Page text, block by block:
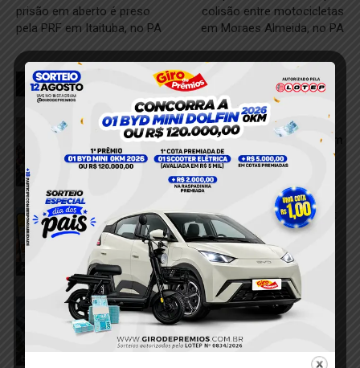
prisão em aberto é preso
pela PRF em Itaituba, no PA
colisão entre motocicletas
em Moraes Almeida, no PA
RELACIONADOS
brasil
SINDPSI-MT amplia mobilização pela
jornada de 30 horas para psicólogos em
Mato Grosso
11 de julho de 2026
Keeta São Paulo e Keeta Rio de Janeiro:
Recursos, Benefícios e Como Funciona
1 de julho de 2026
VÍDEO; Operação Iracema destrói 29
dragas e intensifica combate ao
garimpo ilegal no Rio Madeira
26 de junho de 2026